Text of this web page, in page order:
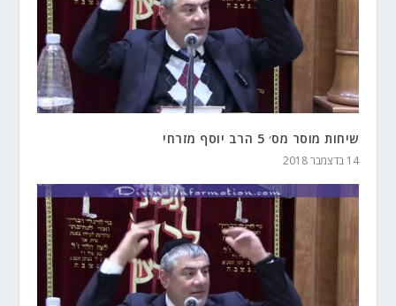
שיחות מוסר מס׳ 5 הרב יוסף מזרחי
14 בדצמבר 2018